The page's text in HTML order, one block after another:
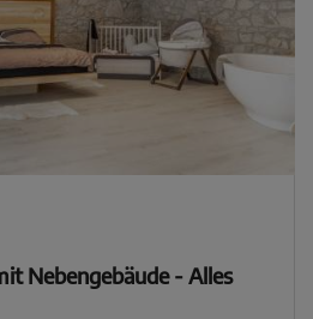
Nebengebäude - Alles